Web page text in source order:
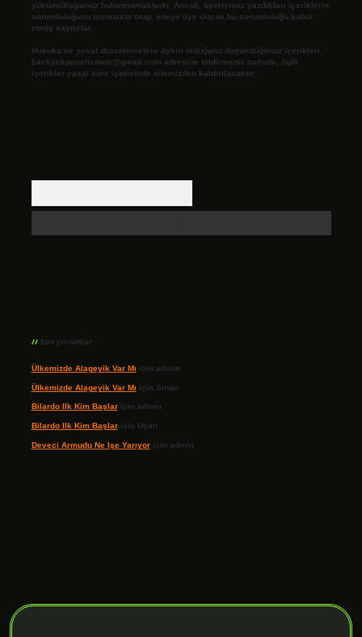
yükümlülüğümüz bulunmamaktadır. Ancak, üyelerimiz yazdıkları içeriklerin
sorumluluğunu taşımakta olup, siteye üye olarak bu sorumluluğu kabul
etmiş sayılırlar.
Hukuka ve yasal düzenlemelere aykırı olduğunu düşündüğünüz içerikleri,
backlinkpanelicomtr@gmail.com adresine bildirmeniz halinde, ilgili
içerikler yasal süre içerisinde sitemizden kaldırılacaktır.
Son yorumlar
Ülkemizde Alageyik Var Mı için admin
Ülkemizde Alageyik Var Mı için Sinan
Bilardo Ilk Kim Başlariçin admin
Bilardo Ilk Kim Başlariçin Uçan
Deveci Armudu Ne Işe Yarıyoriçin admin